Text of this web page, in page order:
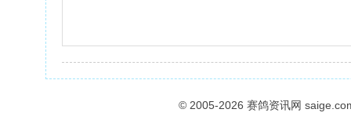
© 2005-2026 赛鸽资讯网